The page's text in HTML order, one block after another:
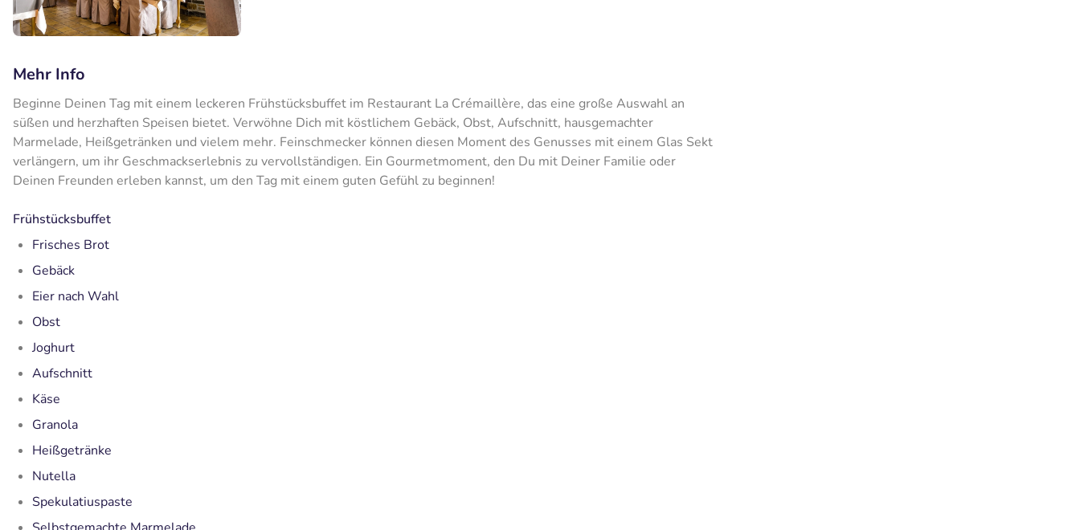
Mehr Info
Beginne Deinen Tag mit einem leckeren Frühstücksbuffet im Restaurant La Crémaillère, das eine große Auswahl an
süßen und herzhaften Speisen bietet. Verwöhne Dich mit köstlichem Gebäck, Obst, Aufschnitt, hausgemachter
Marmelade, Heißgetränken und vielem mehr. Feinschmecker können diesen Moment des Genusses mit einem Glas Sekt
verlängern, um ihr Geschmackserlebnis zu vervollständigen. Ein Gourmetmoment, den Du mit Deiner Familie oder
Deinen Freunden erleben kannst, um den Tag mit einem guten Gefühl zu beginnen!
Frühstücksbuffet
Frisches Brot
Gebäck
Eier nach Wahl
Obst
Joghurt
Aufschnitt
Käse
Granola
Heißgetränke
Nutella
Spekulatiuspaste